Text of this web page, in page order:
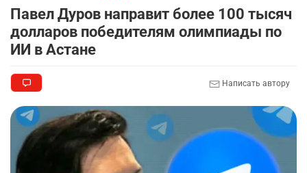
Павел Дуров направит более 100 тысяч
долларов победителям олимпиады по
ИИ в Астане
Написать автору